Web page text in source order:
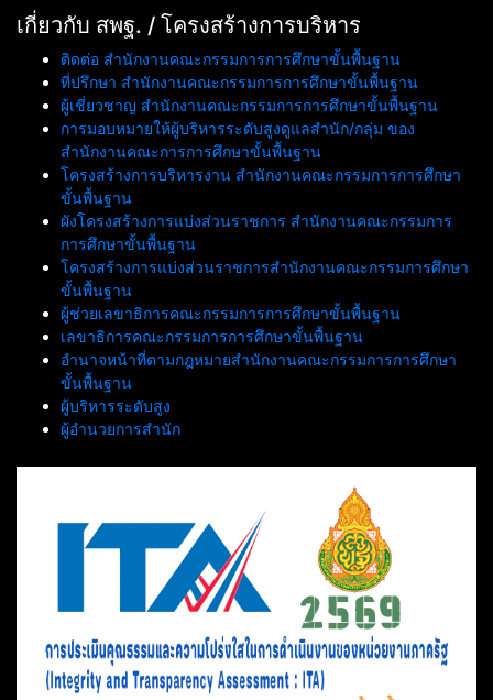
เกี่ยวกับ สพฐ. / โครงสร้างการบริหาร
ติดต่อ สำนักงานคณะกรรมการการศึกษาขั้นพื้นฐาน
ที่ปรึกษา สำนักงานคณะกรรมการการศึกษาขั้นพื้นฐาน
ผู้เชี่ยวชาญ สำนักงานคณะกรรมการการศึกษาขั้นพื้นฐาน
การมอบหมายให้ผู้บริหารระดับสูงดูแลสำนัก/กลุ่ม ของ
สำนักงานคณะการการศึกษาขั้นพื้นฐาน
โครงสร้างการบริหารงาน สำนักงานคณะกรรมการการศึกษา
ขั้นพื้นฐาน
ผังโครงสร้างการแบ่งส่วนราชการ สำนักงานคณะกรรมการ
การศึกษาขั้นพื้นฐาน
โครงสร้างการแบ่งส่วนราชการสำนักงานคณะกรรมการศึกษา
ขั้นพื้นฐาน
ผู้ช่วยเลขาธิการคณะกรรมการการศึกษาขั้นพื้นฐาน
เลขาธิการคณะกรรมการการศึกษาขั้นพื้นฐาน
อำนาจหน้าที่ตามกฎหมายสำนักงานคณะกรรมการการศึกษา
ขั้นพื้นฐาน
ผู้บริหารระดับสูง
ผู้อำนวยการสำนัก